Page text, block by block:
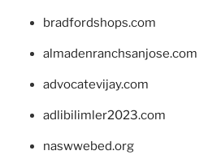
bradfordshops.com
almadenranchsanjose.com
advocatevijay.com
adlibilimler2023.com
naswwebed.org